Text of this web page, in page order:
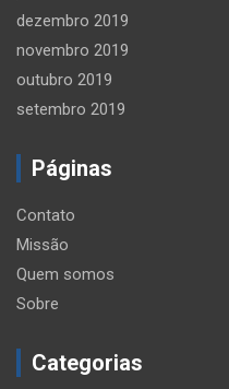
dezembro 2019
novembro 2019
outubro 2019
setembro 2019
Páginas
Contato
Missão
Quem somos
Sobre
Categorias